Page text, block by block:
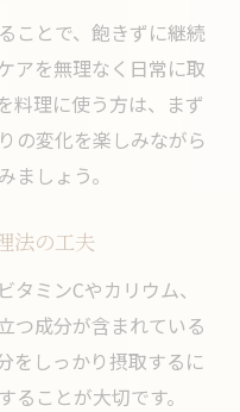
ことで、飽きずに継続
アを無理なく日常に取
料理に使う方は、まず
の変化を楽しみながら
ましょう。
法の工夫
ミンCやカリウム、
つ成分が含まれている
をしっかり摂取するに
ことが大切です。